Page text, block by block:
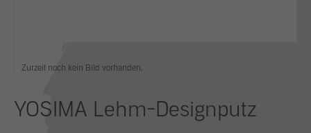
Zurzeit noch kein Bild vorhanden.
YOSIMA Lehm-Designputz